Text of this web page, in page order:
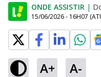
ONDE ASSISTIR |
15/06/2026 - 16H07
A+ A-